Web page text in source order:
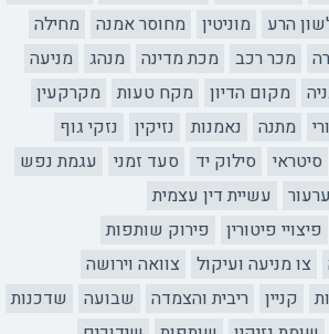
הרע מוניטין מחוסר אמנה
מחילה
מכר רכב מכת מדינה מנהג
מניעה
מקום הדיון מקח טעות
מקרקעין
מתנה נאמנות נזיקין
נזקי גוף
סיטראי סילוק יד סעד זמני
עגמת נפש
ערעור
עשיית דין עצמית
פיצויי פיטורין
פירוק שותפות
צו מניעה ועיקול
צוואה וירושה
קניין ריבית והצמדה שבועה
שדכנות